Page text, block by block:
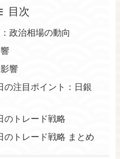
目次
政治相場の動向
響
の注目ポイント：日銀
のトレード戦略
のトレード戦略 まとめ